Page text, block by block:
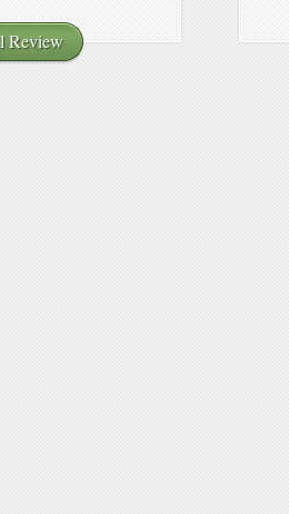
Review